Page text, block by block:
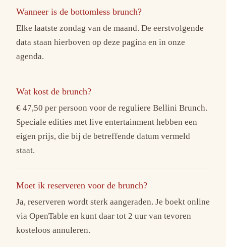
Wanneer is de bottomless brunch?
Elke laatste zondag van de maand. De eerstvolgende
data staan hierboven op deze pagina en in onze
agenda.
Wat kost de brunch?
€ 47,50 per persoon voor de reguliere Bellini Brunch.
Speciale edities met live entertainment hebben een
eigen prijs, die bij de betreffende datum vermeld
staat.
Moet ik reserveren voor de brunch?
Ja, reserveren wordt sterk aangeraden. Je boekt online
via OpenTable en kunt daar tot 2 uur van tevoren
kosteloos annuleren.